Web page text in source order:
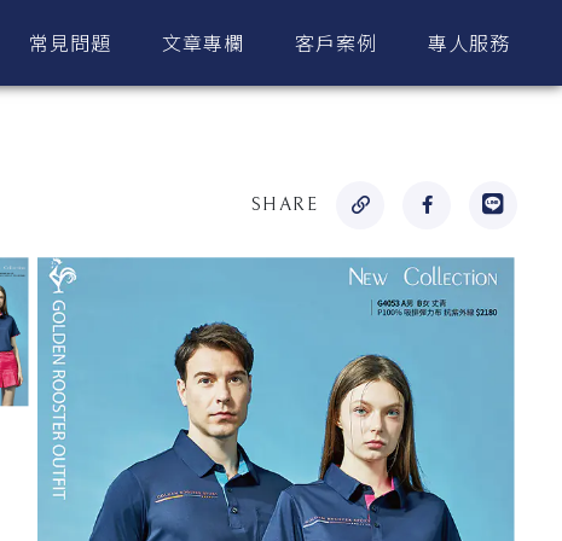
常見問題 文章專欄 客戶案例 專人服務
SHARE